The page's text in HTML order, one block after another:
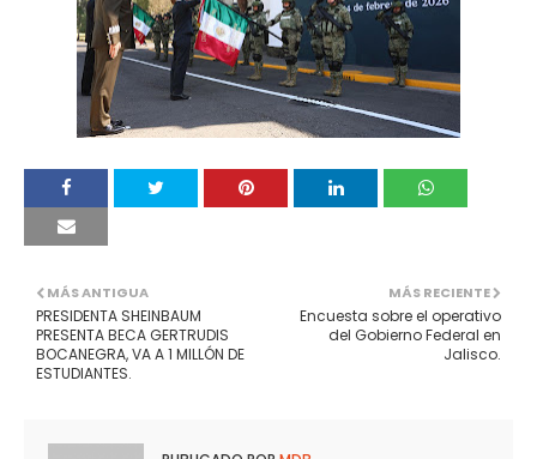
MÁS RECIENTE
Encuesta sobre el operativo
del Gobierno Federal en
Jalisco.
MÁS ANTIGUA
PRESIDENTA SHEINBAUM
PRESENTA BECA GERTRUDIS
BOCANEGRA, VA A 1 MILLÓN DE
ESTUDIANTES.